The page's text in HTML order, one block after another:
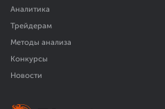
Аналитика
Трейдерам
Методы анализа
Конкурсы
Новости